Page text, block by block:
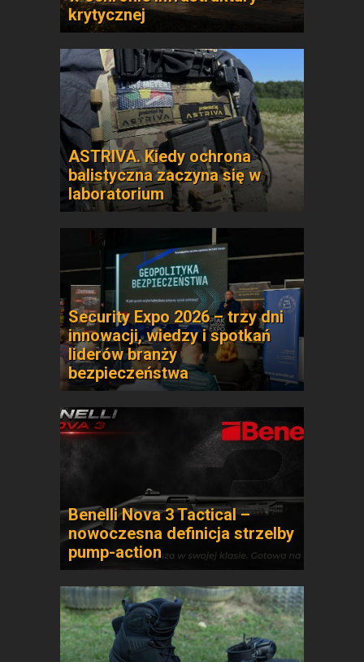
krytycznej
ASTRIVA. Kiedy ochrona
balistyczna zaczyna się w
laboratorium
Security Expo 2026 – trzy dni
innowacji, wiedzy i spotkań
liderów branży
bezpieczeństwa
Benelli Nova 3 Tactical –
nowoczesna definicja strzelby
pump-action